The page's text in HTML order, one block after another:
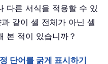
다른 서식을 적용할 수 있
같이 셀 전체가 아닌 셀
본 적이 있습니까？
단어를 굵게 표시하기